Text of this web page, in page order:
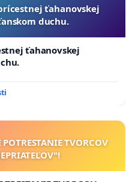
ťahanovskej
duchu.
ťahanovskej
TVORCOV